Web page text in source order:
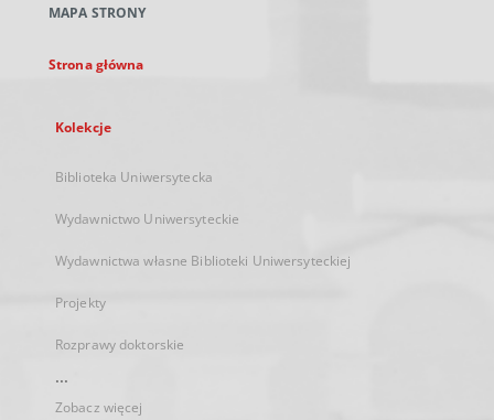
karcie
MAPA STRONY
Strona główna
Kolekcje
Biblioteka Uniwersytecka
Wydawnictwo Uniwersyteckie
Wydawnictwa własne Biblioteki Uniwersyteckiej
Projekty
Rozprawy doktorskie
...
Zobacz więcej